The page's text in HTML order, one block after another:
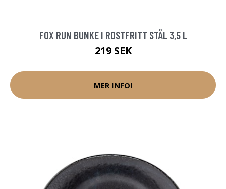
FOX RUN BUNKE I ROSTFRITT STÅL 3,5 L
219 SEK
MER INFO!